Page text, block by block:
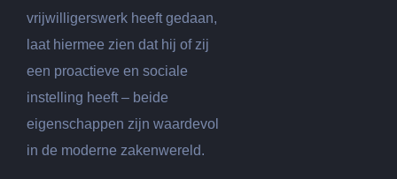
vrijwilligerswerk heeft gedaan,
laat hiermee zien dat hij of zij
een proactieve en sociale
instelling heeft – beide
eigenschappen zijn waardevol
in de moderne zakenwereld.